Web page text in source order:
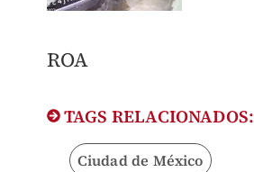
​ROA
TAGS RELACIONADOS:
Ciudad de México